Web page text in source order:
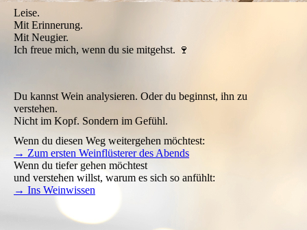
Leise.
Mit Erinnerung.
Mit Neugier.
Ich freue mich, wenn du sie mitgehst. 🍷
Du kannst Wein analysieren. Oder du beginnst, ihn zu
verstehen.
Nicht im Kopf. Sondern im Gefühl.
Wenn du diesen Weg weitergehen möchtest:
→ Zum ersten Weinflüsterer des Abends
Wenn du tiefer gehen möchtest
und verstehen willst, warum es sich so anfühlt:
→ Ins Weinwissen